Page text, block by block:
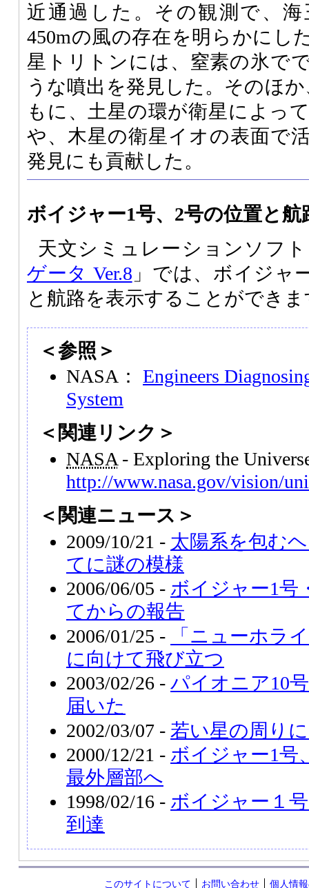
近通過した。その観測で、
450mの風の存在を明らかにし
星トリトンには、窒素の氷で
うな噴出を発見した。そのほ
もに、土星の環が衛星によっ
や、木星の衛星イオの表面で
発見にも貢献した。
ボイジャー1号、2号の位置と航
天文シミュレーションソフ
ゲータ Ver.8 」では、ボイジャ
と航路を表示することができま
＜参照＞
NASA： Engineers
System
＜関連リンク＞
NASA - Exploring the
http://www.nasa.gov/vision/
＜関連ニュース＞
2009/10/21 - 太陽系を包む
てに謎の模様
2006/06/05 - ボイジャー1号
てからの報告
2006/01/25 -
「ニューホラ
に向けて飛び立つ
2003/02/26 - パイオニア10
届いた
2002/03/07 - 若い星の周り
2000/12/21 - ボイジャー1号
最外層部へ
1998/02/16 - ボイジャー１
到達
このサイトについて お問い合わせ 個人情